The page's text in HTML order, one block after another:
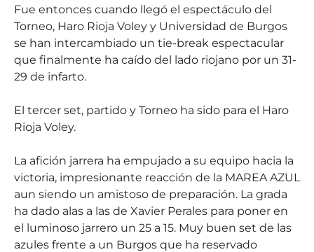
Fue entonces cuando llegó el espectáculo del
Torneo, Haro Rioja Voley y Universidad de Burgos
se han intercambiado un tie-break espectacular
que finalmente ha caído del lado riojano por un 31-
29 de infarto.
El tercer set, partido y Torneo ha sido para el Haro
Rioja Voley.
La afición jarrera ha empujado a su equipo hacia la
victoria, impresionante reacción de la MAREA AZUL
aun siendo un amistoso de preparación. La grada
ha dado alas a las de Xavier Perales para poner en
el luminoso jarrero un 25 a 15. Muy buen set de las
azules frente a un Burgos que ha reservado